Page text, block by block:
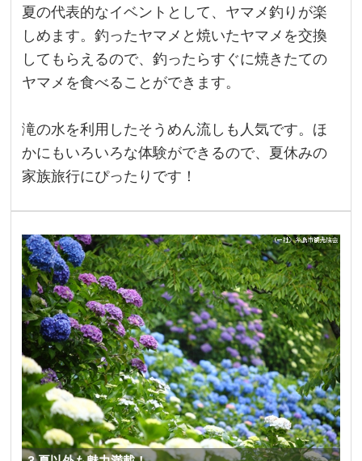
夏の代表的なイベントとして、ヤマメ釣りが楽
しめます。釣ったヤマメと焼いたヤマメを交換
してもらえるので、釣ったらすぐに焼きたての
ヤマメを食べることができます。
滝の水を利用したそうめん流しも人気です。ほ
かにもいろいろな体験ができるので、夏休みの
家族旅行にぴったりです！